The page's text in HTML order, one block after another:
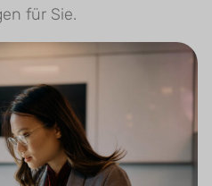
für Sie.